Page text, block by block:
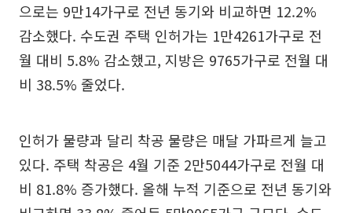
으로는 9만14가구로 전년 동기와 비교하면 12.2%
감소했다. 수도권 주택 인허가는 1만4261가구로 전
월 대비 5.8% 감소했고, 지방은 9765가구로 전월 대
비 38.5% 줄었다.
인허가 물량과 달리 착공 물량은 매달 가파르게 늘고
있다. 주택 착공은 4월 기준 2만5044가구로 전월 대
비 81.8% 증가했다. 올해 누적 기준으로 전년 동기와